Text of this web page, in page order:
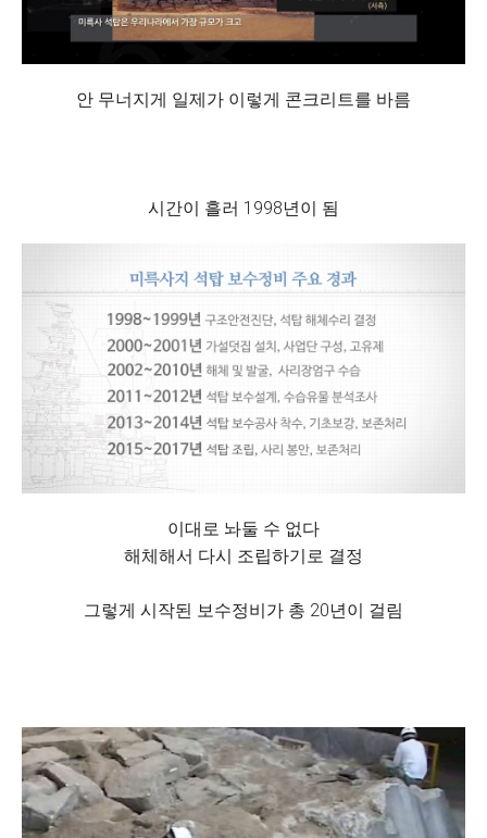
안 무너지게 일제가 이렇게 콘크리트를 바름
시간이 흘러 1998년이 됨
이대로 놔둘 수 없다
해체해서 다시 조립하기로 결정
그렇게 시작된 보수정비가 총 20년이 걸림